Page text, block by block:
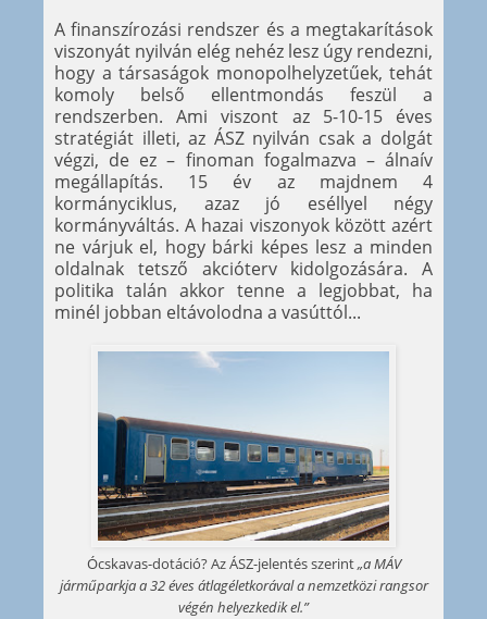
A finanszírozási rendszer és a megtakarítások
viszonyát nyilván elég nehéz lesz úgy rendezni,
hogy a társaságok monopolhelyzetűek, tehát
komoly belső ellentmondás feszül a
rendszerben. Ami viszont az 5-10-15 éves
stratégiát illeti, az ÁSZ nyilván csak a dolgát
végzi, de ez – finoman fogalmazva – álnaív
megállapítás. 15 év az majdnem 4
kormányciklus, azaz jó eséllyel négy
kormányváltás. A hazai viszonyok között azért
ne várjuk el, hogy bárki képes lesz a minden
oldalnak tetsző akcióterv kidolgozására. A
politika talán akkor tenne a legjobbat, ha
minél jobban eltávolodna a vasúttól...
Ócskavas-dotáció? Az ÁSZ-jelentés szerint„a MÁV
járműparkja a 32 éves átlagéletkorával a nemzetközi rangsor
végén helyezkedik el.”